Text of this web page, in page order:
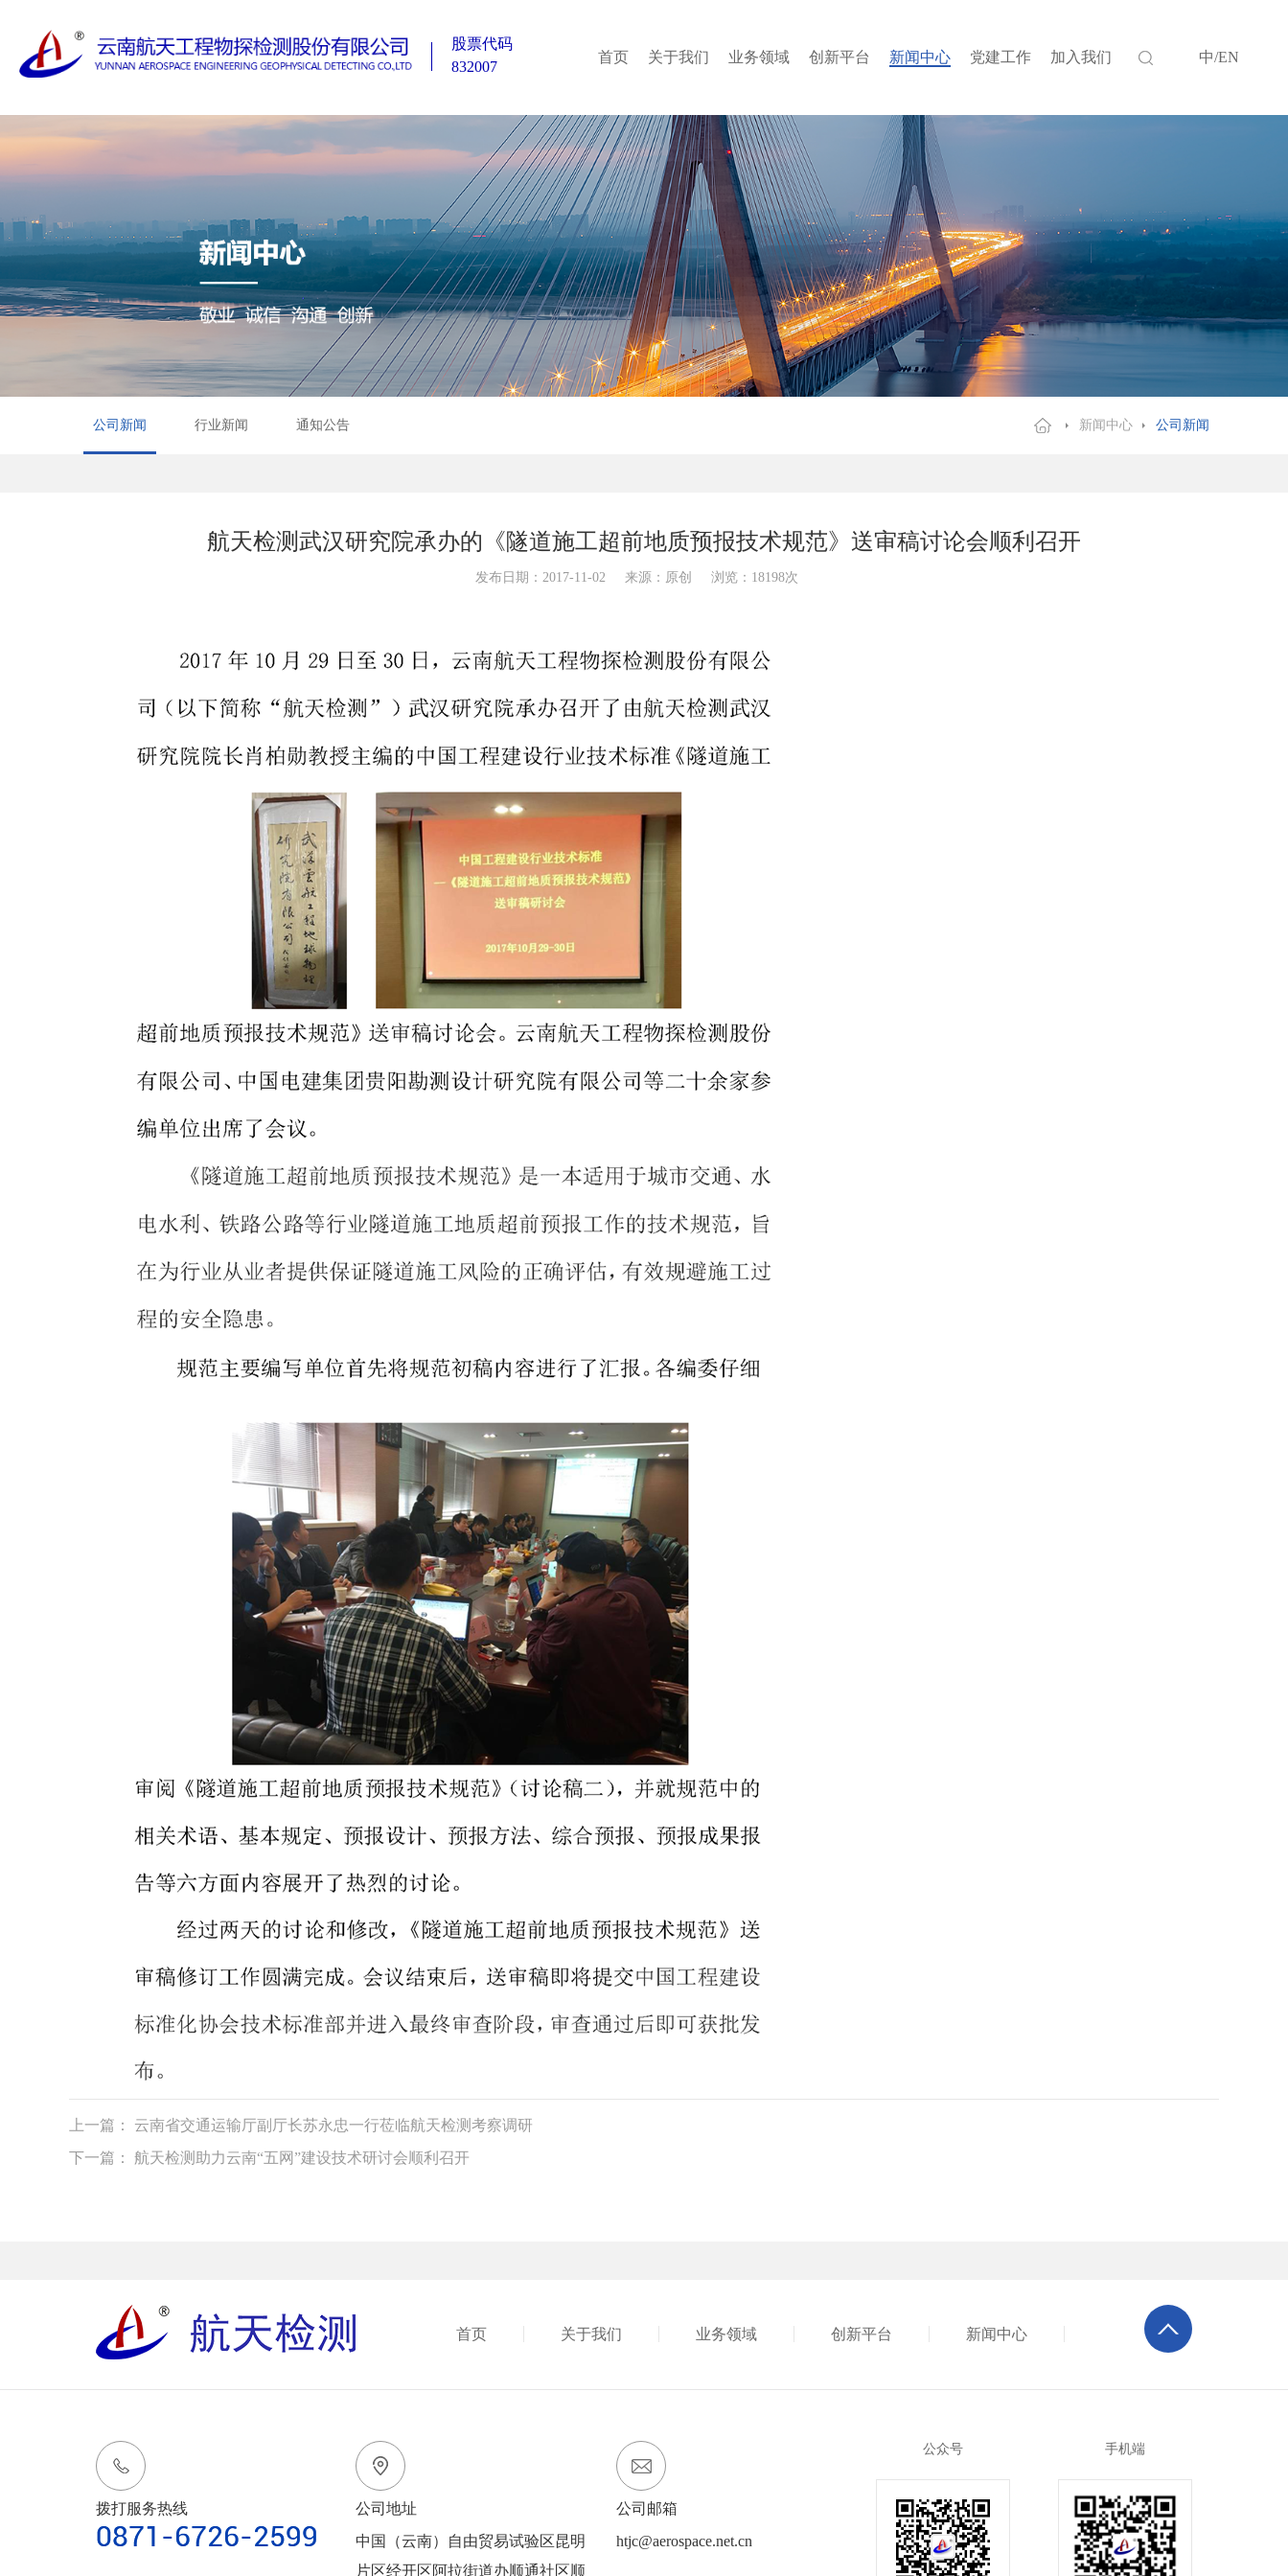
股票代码
832007
首页 关于我们 业务领域 创新平台 新闻中心 党建工作 加入我们 中/EN
公司新闻 行业新闻 通知公告 新闻中心 公司新闻
航天检测武汉研究院承办的《隧道施工超前地质预报技术规范》送审稿讨论会顺利召开
发布日期：2017-11-02 来源：原创 浏览：18198次
上一篇：
云南省交通运输厅副厅长苏永忠一行莅临航天检测考察调研
下一篇：
航天检测助力云南“五网”建设技术研讨会顺利召开
首页 关于我们 业务领域 创新平台 新闻中心
加入我们 公众号 手机端
拨打服务热线
公司地址
中国（云南）自由贸易试验区昆明
片区经开区阿拉街道办顺通社区顺
公司邮箱
htjc@aerospace.net.cn